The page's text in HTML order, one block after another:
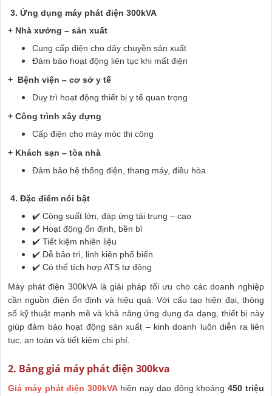
3. Ứng dụng máy phát điện 300kVA
+ Nhà xưởng – sản xuất
Cung cấp điện cho dây chuyền sản xuất
Đảm bảo hoạt động liên tục khi mất điện
+ Bệnh viện – cơ sở y tế
Duy trì hoạt động thiết bị y tế quan trọng
+ Công trình xây dựng
Cấp điện cho máy móc thi công
+ Khách sạn – tòa nhà
Đảm bảo hệ thống điện, thang máy, điều hòa
4. Đặc điểm nổi bật
✔️ Công suất lớn, đáp ứng tải trung – cao
✔️ Hoạt động ổn định, bền bỉ
✔️ Tiết kiệm nhiên liệu
✔️ Dễ bảo trì, linh kiện phổ biến
✔️ Có thể tích hợp ATS tự động
Máy phát điện 300kVA là giải pháp tối ưu cho các doanh nghiệp
cần nguồn điện ổn định và hiệu quả. Với cấu tạo hiện đại, thông
số kỹ thuật mạnh mẽ và khả năng ứng dụng đa dạng, thiết bị này
giúp đảm bảo hoạt động sản xuất – kinh doanh luôn diễn ra liên
tục, an toàn và tiết kiệm chi phí.
2. Bảng giá máy phát điện 300kva
Giá máy phát điện 300kVA hiện nay dao động khoảng450 triệu